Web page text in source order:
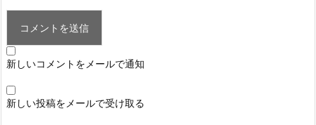
新しいコメントをメールで通知
新しい投稿をメールで受け取る